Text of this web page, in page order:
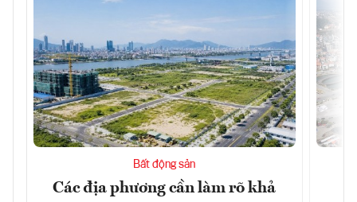
Bất động sản
Các địa phương cần làm rõ khả